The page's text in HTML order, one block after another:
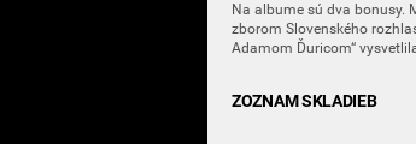
Na albume sú dva bonusy.
zborom Slovenského
Adamom Ďuricom“
ZOZNAM SKLADIEB